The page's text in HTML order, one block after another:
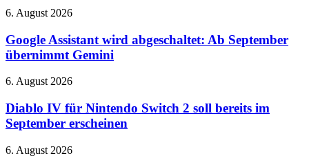
Lern-
Google
wird
abgeschaltet:
Ab
übernimmt
6. August 2026
Google Assistant wird abgeschaltet: Ab September
übernimmt Gemini
Diablo
für
Nintendo
Switch
soll
6. August 2026
Diablo IV für Nintendo Switch 2 soll bereits im
September erscheinen
Neue
6. August 2026